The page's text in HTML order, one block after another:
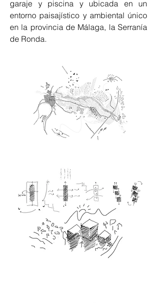
garaje y piscina y ubicada en un
entorno paisajístico y ambiental único
en la provincia de Málaga, la Serranía
de Ronda.